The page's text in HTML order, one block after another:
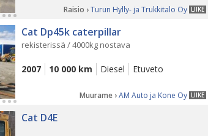
LIIKE
Raisio ›Turun Hylly- ja Trukkitalo Oy
Cat Dp45k caterpillar
rekisterissä / 4000kg nostava
2007 10 000 km Diesel Etuveto
LIIKE
Muurame ›AM Auto ja Kone Oy
Cat D4E